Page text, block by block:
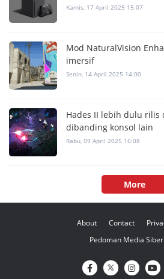
Kamis, 17 April 2025 15:07
Mod NaturalVision
imersif
Senin, 14 April 2025 14:00
Hades II lebih dulu rilis
dibanding konsol lain
Rabu, 09 April 2025 16:08
More
About Contact
Pedoman Media Siber